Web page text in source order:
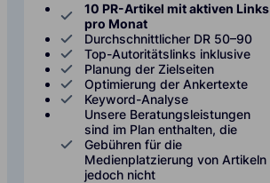
10 PR-Artikel mit aktiven Links
pro Monat
Durchschnittlicher DR 50–90
Top-Autoritätslinks inklusive
Planung der Zielseiten
Optimierung der Ankertexte
Keyword-Analyse
Unsere Beratungsleistungen
sind im Plan enthalten, die
Gebühren für die
Medienplatzierung von Artikeln
jedoch nicht